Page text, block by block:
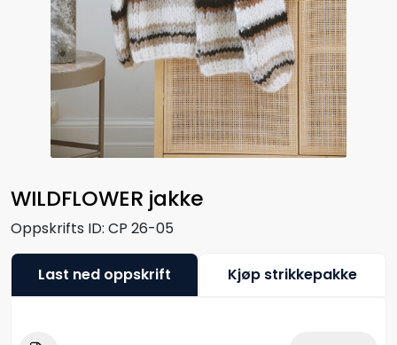
WILDFLOWER jakke
Oppskrifts ID: CP 26-05
Last ned oppskrift Kjøp strikkepakke